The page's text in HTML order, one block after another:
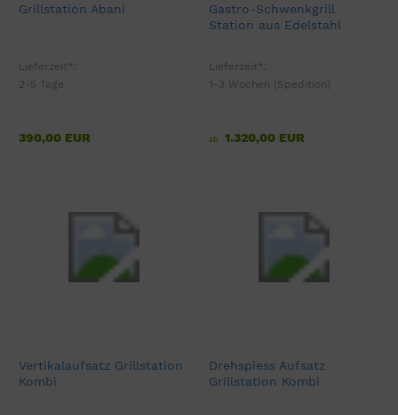
Grillstation Abani
Lieferzeit*:
2-5 Tage
390,00 EUR
Gastro-Schwenkgrill
Station aus Edelstahl
Lieferzeit*:
1-3 Wochen (Spedition)
ab 1.320,00 EUR
Vertikalaufsatz Grillstation
Kombi
Drehspiess Aufsatz
Grillstation Kombi